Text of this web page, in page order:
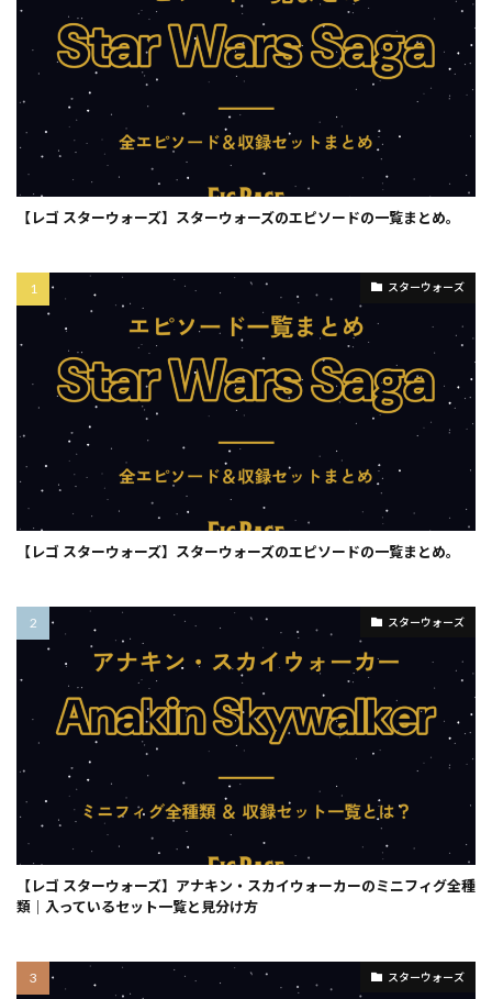
【レゴ スターウォーズ】スターウォーズのエピソードの一覧まとめ。
スターウォーズ
【レゴ スターウォーズ】スターウォーズのエピソードの一覧まとめ。
スターウォーズ
【レゴ スターウォーズ】アナキン・スカイウォーカーのミニフィグ全種
類｜入っているセット一覧と見分け方
スターウォーズ